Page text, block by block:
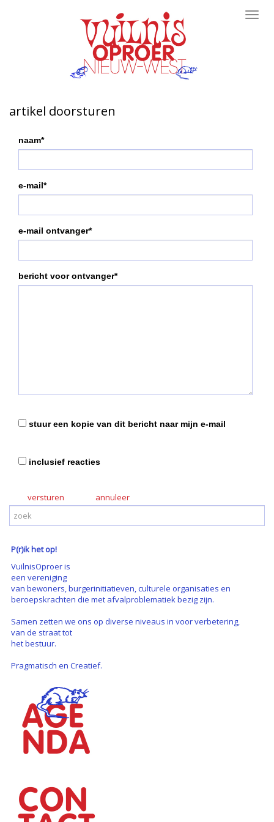
artikel doorsturen
naam*
e-mail*
e-mail ontvanger*
bericht voor ontvanger*
stuur een kopie van dit bericht naar mijn e-mail
inclusief reacties
versturen
P(r)ik het op!
VuilnisOproer is
een vereniging
van bewoners, burgerinitiatieven, culturele organisaties en
beroepskrachten die met afvalproblematiek bezig zijn.
Samen zetten we ons op diverse niveaus in voor verbetering,
van de straat tot
het bestuur.
Pragmatisch en Creatief.